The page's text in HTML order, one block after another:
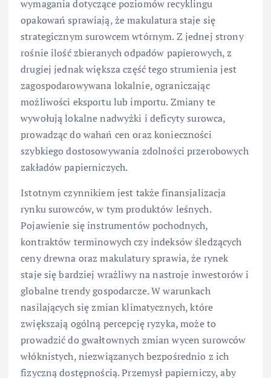
wymagania dotyczące poziomów recyklingu
opakowań sprawiają, że makulatura staje się
strategicznym surowcem wtórnym. Z jednej strony
rośnie ilość zbieranych odpadów papierowych, z
drugiej jednak większa część tego strumienia jest
zagospodarowywana lokalnie, ograniczając
możliwości eksportu lub importu. Zmiany te
wywołują lokalne nadwyżki i deficyty surowca,
prowadząc do wahań cen oraz konieczności
szybkiego dostosowywania zdolności przerobowych
zakładów papierniczych.
Istotnym czynnikiem jest także finansjalizacja
rynku surowców, w tym produktów leśnych.
Pojawienie się instrumentów pochodnych,
kontraktów terminowych czy indeksów śledzących
ceny drewna oraz makulatury sprawia, że rynek
staje się bardziej wrażliwy na nastroje inwestorów i
globalne trendy gospodarcze. W warunkach
nasilających się zmian klimatycznych, które
zwiększają ogólną percepcję ryzyka, może to
prowadzić do gwałtownych zmian wycen surowców
włóknistych, niezwiązanych bezpośrednio z ich
fizyczną dostępnością. Przemysł papierniczy, aby